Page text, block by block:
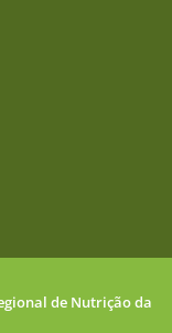
de Nutrição da